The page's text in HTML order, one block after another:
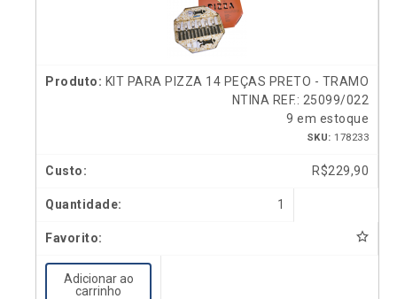
KIT PARA PIZZA 14 PEÇAS PRETO - TRAMO
NTINA REF.: 25099/022
9 em estoque
SKU: 178233
R$229,90
1
Adicionar ao
carrinho